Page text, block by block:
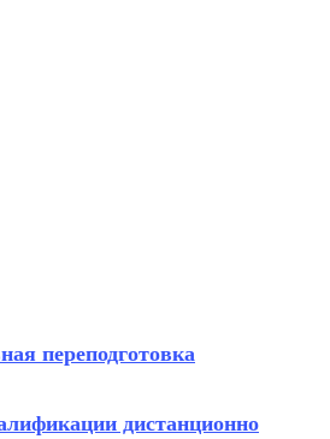
переподготовка
дистанционно